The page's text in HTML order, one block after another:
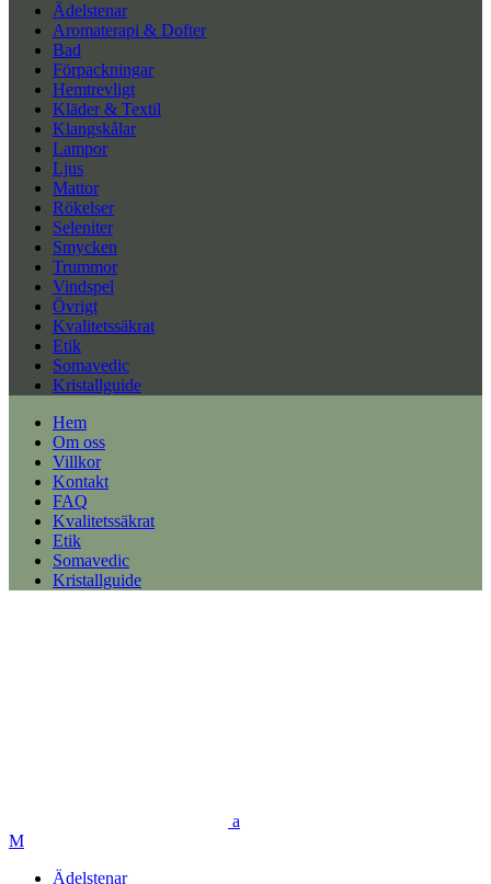
Ädelstenar
Aromaterapi & Dofter
Bad
Förpackningar
Hemtrevligt
Kläder & Textil
Klangskålar
Lampor
Ljus
Mattor
Rökelser
Seleniter
Smycken
Trummor
Vindspel
Övrigt
Kvalitetssäkrat
Etik
Somavedic
Kristallguide
Hem
Om oss
Villkor
Kontakt
FAQ
Kvalitetssäkrat
Etik
Somavedic
Kristallguide
Ädelstenar